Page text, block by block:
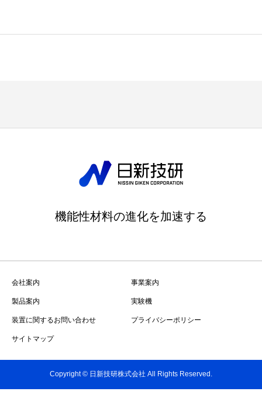
機能性材料の進化を加速する
会社案内 事業案内
製品案内 実験機
装置に関するお問い合わせ プライバシーポリシー
サイトマップ
Copyright © 日新技研株式会社 All Rights Reserved.